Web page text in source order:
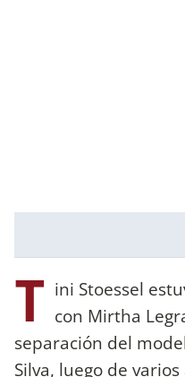
T ini Stoessel
con Mirtha
separación del
Silva, luego de